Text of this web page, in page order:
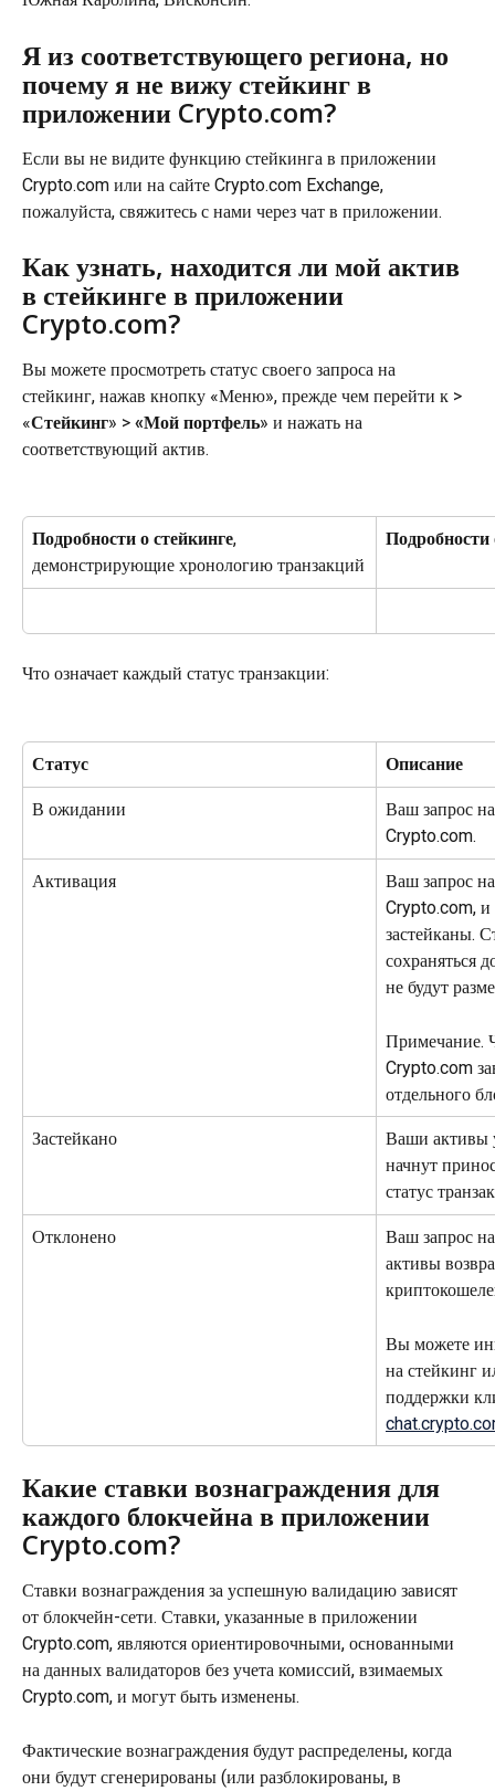
Я из соответствующего региона, но
почему я не вижу стейкинг в
приложении Crypto.com?
Если вы не видите функцию стейкинга в приложении
Crypto.com или на сайте Crypto.com Exchange,
пожалуйста, свяжитесь с нами через чат в приложении.
Как узнать, находится ли мой актив
в стейкинге в приложении
Crypto.com?
Вы можете просмотреть статус своего запроса на
стейкинг, нажав кнопку «Меню», прежде чем перейти к >
«Стейкинг» > «Мой портфель» и нажать на
соответствующий актив.
Подробности о стейкинге,
демонстрирующие хронологию транзакций
Подробности
Что означает каждый статус транзакции:
Статус Описание
В ожидании
Ваш запрос
Crypto.com.
Активация
Ваш запрос
Crypto.com, и
застейканы.
сохраняться
не будут
Примечание.
Crypto.com
отдельного
Застейкано
Ваши активы
начнут
статус
Отклонено
Ваш запрос
активы
Вы можете
на стейкинг
поддержки
Какие ставки вознаграждения для
каждого блокчейна в приложении
Crypto.com?
Ставки вознаграждения за успешную валидацию зависят
от блокчейн-сети. Ставки, указанные в приложении
Crypto.com, являются ориентировочными, основанными
на данных валидаторов без учета комиссий, взимаемых
Crypto.com, и могут быть изменены.
Фактические вознаграждения будут распределены, когда
они будут сгенерированы (или разблокированы, в